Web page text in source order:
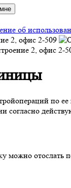
об
2, офис 2-509
2, офис 2-
по
согласно
можно